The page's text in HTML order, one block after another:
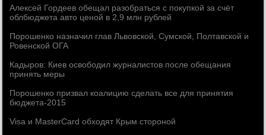
Алексей Гордеев обещал разобраться с покупкой за счёт
облбюджета авто ценой в 2,9 млн рублей
Порошенко назначил глав Львовской, Сумской, Полтавской и
Ровенской ОГА
Кадыров: Киев освободил журналистов после обещания
принять меры
Порошенко призвал коалицию сделать все для принятия
бюджета-2015
Visa и MasterCard обходят Крым стороной